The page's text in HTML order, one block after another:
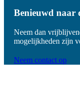
Benieuwd naar
Neem dan
mogelijkheden zijn
Neem contact op